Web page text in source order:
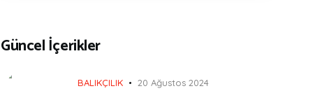
Güncel İçerikler
BALIKÇILIK 20 Ağustos 2024